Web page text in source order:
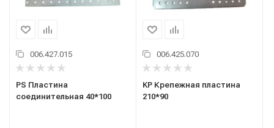
006.427.015
PS Пластина
соединительная 40*100
006.425.070
KP Крепежная пластина
210*90